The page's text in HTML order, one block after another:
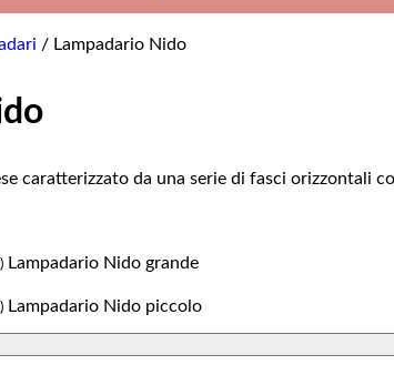
/ Lampadario Nido
caratterizzato da una serie di fasci orizzontali
Lampadario Nido grande
Lampadario Nido piccolo